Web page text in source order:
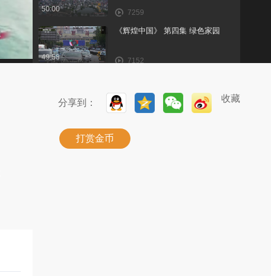
50:00 7259
49:58
《辉煌中国》 第四集 绿色家园
7152
49:59 7073
两分钟带你认识广州车展上最引人
瞩目的氢燃料电池车
分享到： 收藏
打赏金币